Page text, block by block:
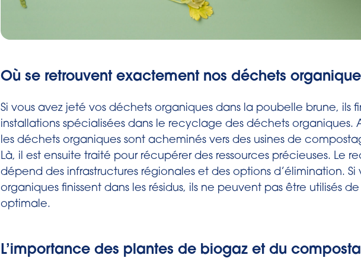
Où se retrouvent exactement nos déchets
Si vous avez jeté vos déchets organiques dans la poubelle brune, ils
installations spécialisées dans le recyclage des déchets organiques.
les déchets organiques sont acheminés vers des usines de
Là, il est ensuite traité pour récupérer des ressources précieuses. Le
dépend des infrastructures régionales et des options d’élimination. Si
organiques finissent dans les résidus, ils ne peuvent pas être utilisés
optimale.
L’importance des plantes de biogaz et du